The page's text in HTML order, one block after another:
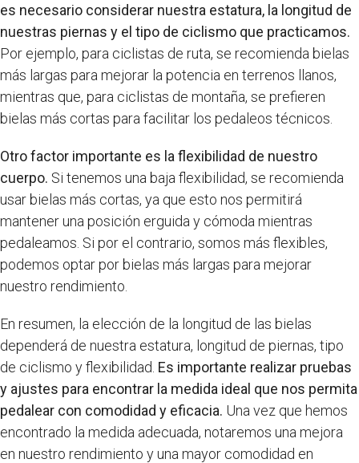
es necesario considerar nuestra estatura, la longitud de
nuestras piernas y el tipo de ciclismo que practicamos.
Por ejemplo, para ciclistas de ruta, se recomienda bielas
más largas para mejorar la potencia en terrenos llanos,
mientras que, para ciclistas de montaña, se prefieren
bielas más cortas para facilitar los pedaleos técnicos.
Otro factor importante es la flexibilidad de nuestro
cuerpo. Si tenemos una baja flexibilidad, se recomienda
usar bielas más cortas, ya que esto nos permitirá
mantener una posición erguida y cómoda mientras
pedaleamos. Si por el contrario, somos más flexibles,
podemos optar por bielas más largas para mejorar
nuestro rendimiento.
En resumen, la elección de la longitud de las bielas
dependerá de nuestra estatura, longitud de piernas, tipo
de ciclismo y flexibilidad. Es importante realizar pruebas
y ajustes para encontrar la medida ideal que nos permita
pedalear con comodidad y eficacia. Una vez que hemos
encontrado la medida adecuada, notaremos una mejora
en nuestro rendimiento y una mayor comodidad en